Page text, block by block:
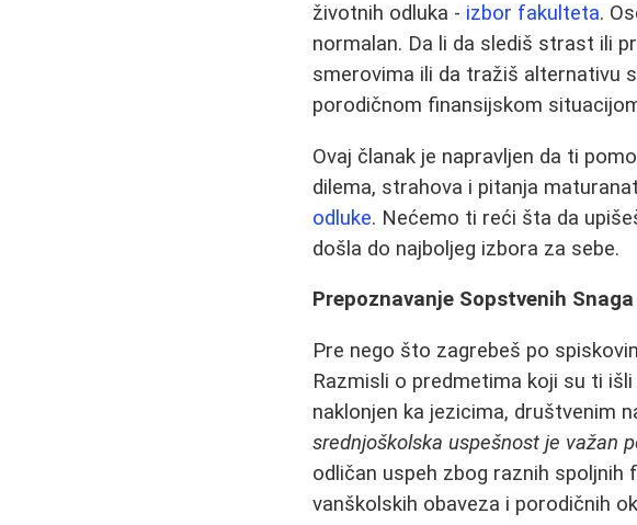
životnih odluka - izbor fakulteta.
normalan. Da li da slediš strast ili
smerovima ili da tražiš alternativu
porodičnom finansijskom
Ovaj članak je napravljen da ti
dilema, strahova i pitanja
odluke. Nećemo ti reći šta da
došla do najboljeg izbora za sebe.
Prepoznavanje Sopstvenih
Pre nego što zagrebeš po
Razmisli o predmetima koji su ti
naklonjen ka jezicima, društvenim
srednjoškolska uspešnost je važan
odličan uspeh zbog raznih
vanškolskih obaveza i porodičnih